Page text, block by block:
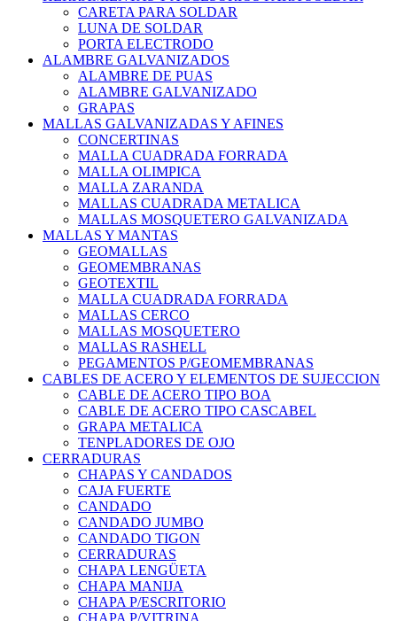
CARETA PARA SOLDAR
LUNA DE SOLDAR
PORTA ELECTRODO
ALAMBRE GALVANIZADOS
ALAMBRE DE PUAS
ALAMBRE GALVANIZADO
GRAPAS
MALLAS GALVANIZADAS Y AFINES
CONCERTINAS
MALLA CUADRADA FORRADA
MALLA OLIMPICA
MALLA ZARANDA
MALLAS CUADRADA METALICA
MALLAS MOSQUETERO GALVANIZADA
MALLAS Y MANTAS
GEOMALLAS
GEOMEMBRANAS
GEOTEXTIL
MALLA CUADRADA FORRADA
MALLAS CERCO
MALLAS MOSQUETERO
MALLAS RASHELL
PEGAMENTOS P/GEOMEMBRANAS
CABLES DE ACERO Y ELEMENTOS DE SUJECCION
CABLE DE ACERO TIPO BOA
CABLE DE ACERO TIPO CASCABEL
GRAPA METALICA
TENPLADORES DE OJO
CERRADURAS
CHAPAS Y CANDADOS
CAJA FUERTE
CANDADO
CANDADO JUMBO
CANDADO TIGON
CERRADURAS
CHAPA LENGÜETA
CHAPA MANIJA
CHAPA P/ESCRITORIO